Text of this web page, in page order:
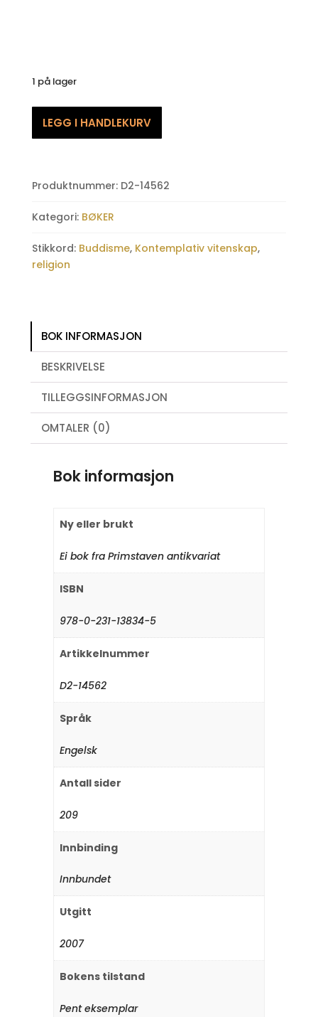
1 på lager
Science,
Wallace
LEGG I HANDLEKURV
Produktnummer: D2-14562
Kategori: BØKER
Stikkord: Buddisme, Kontemplativ vitenskap,
religion
BOK INFORMASJON
BESKRIVELSE
TILLEGGSINFORMASJON
OMTALER (0)
Bok informasjon
Ny eller brukt
Ei bok fra Primstaven antikvariat
ISBN
978-0-231-13834-5
Artikkelnummer
D2-14562
Språk
Engelsk
Antall sider
209
Innbinding
Innbundet
Utgitt
2007
Bokens tilstand
Pent eksemplar